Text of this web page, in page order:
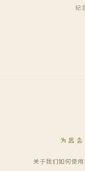
纪
为思
关于我们如何使用